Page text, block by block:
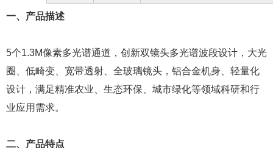
一、产品描述
5个1.3M像素多光谱通道，创新双镜头多光谱波段设计，大光
圈、低畸变、宽带透射、全玻璃镜头，铝合金机身、轻量化
设计，满足精准农业、生态环保、城市绿化等领域科研和行
业应用需求。
二、产品特点